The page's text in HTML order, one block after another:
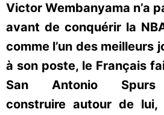
Victor Wembanyama n’a
avant de conquérir la
comme l’un des meilleurs
à son poste, le Français
San Antonio Spurs
construire autour de lui,